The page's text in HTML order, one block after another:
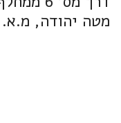
מטה יהודה,